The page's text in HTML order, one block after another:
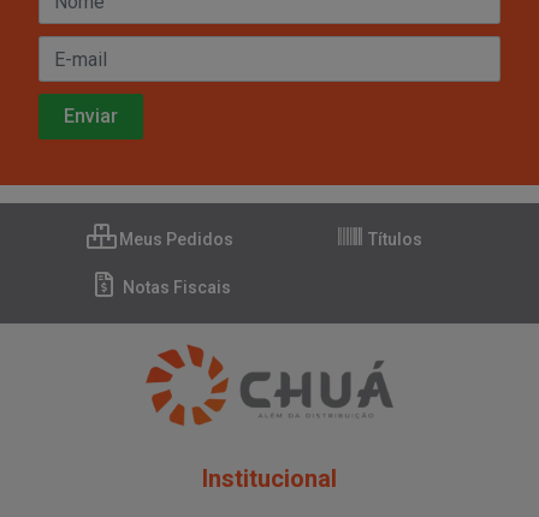
Meus Pedidos Títulos
Notas Fiscais
Institucional